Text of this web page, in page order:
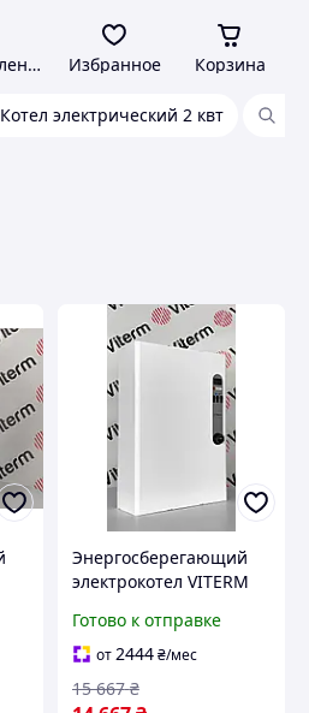
Избранное Корзина
Котел электрический 2 квт
Энергосберегающий
электрокотел VITERM
электрический котел
для отопления дома,
экономичный
отопитель
Готово к отправке
от2444₴/мес
15 667 ₴